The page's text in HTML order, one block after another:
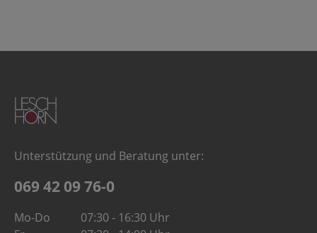
Unterstützung und Beratung unter:
069 42 09 76-0
Mo-Do
07:30 - 16:30 Uhr